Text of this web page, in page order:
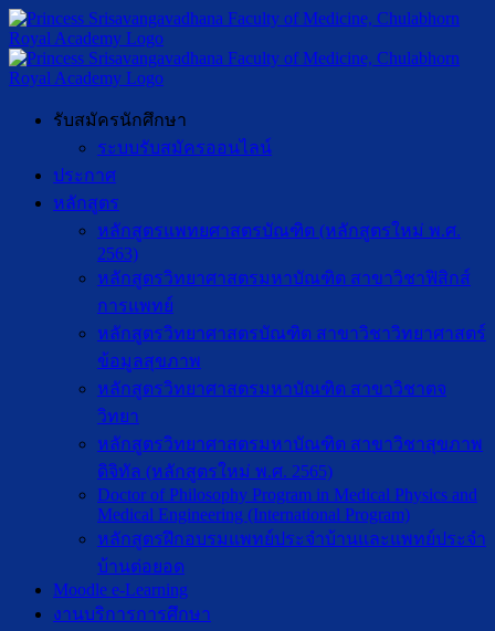
รับสมัครนักศึกษา
ระบบรับสมัครออนไลน์
ประกาศ
หลักสูตร
หลักสูตรแพทยศาสตรบัณฑิต (หลักสูตรใหม่ พ.ศ.
2563)
หลักสูตรวิทยาศาสตรมหาบัณฑิต สาขาวิชาฟิสิกส์
การแพทย์
หลักสูตรวิทยาศาสตรบัณฑิต สาขาวิชาวิทยาศาสตร์
ข้อมูลสุขภาพ
หลักสูตรวิทยาศาสตรมหาบัณฑิต สาขาวิชาตจ
วิทยา
หลักสูตรวิทยาศาสตรมหาบัณฑิต สาขาวิชาสุขภาพ
ดิจิทัล (หลักสูตรใหม่ พ.ศ. 2565)
Doctor of Philosophy Program in Medical Physics and
Medical Engineering (International Program)
หลักสูตรฝึกอบรมแพทย์ประจำบ้านและแพทย์ประจำ
บ้านต่อยอด
Moodle e-Learning
งานบริการการศึกษา